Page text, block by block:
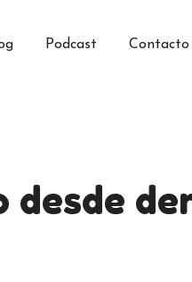
Podcast Contacto
desde